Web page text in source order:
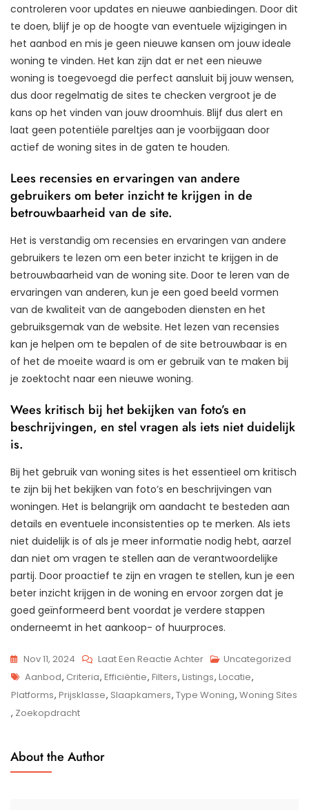
controleren voor updates en nieuwe aanbiedingen. Door dit
te doen, blijf je op de hoogte van eventuele wijzigingen in
het aanbod en mis je geen nieuwe kansen om jouw ideale
woning te vinden. Het kan zijn dat er net een nieuwe
woning is toegevoegd die perfect aansluit bij jouw wensen,
dus door regelmatig de sites te checken vergroot je de
kans op het vinden van jouw droomhuis. Blijf dus alert en
laat geen potentiële pareltjes aan je voorbijgaan door
actief de woning sites in de gaten te houden.
Lees recensies en ervaringen van andere
gebruikers om beter inzicht te krijgen in de
betrouwbaarheid van de site.
Het is verstandig om recensies en ervaringen van andere
gebruikers te lezen om een beter inzicht te krijgen in de
betrouwbaarheid van de woning site. Door te leren van de
ervaringen van anderen, kun je een goed beeld vormen
van de kwaliteit van de aangeboden diensten en het
gebruiksgemak van de website. Het lezen van recensies
kan je helpen om te bepalen of de site betrouwbaar is en
of het de moeite waard is om er gebruik van te maken bij
je zoektocht naar een nieuwe woning.
Wees kritisch bij het bekijken van foto’s en
beschrijvingen, en stel vragen als iets niet duidelijk
is.
Bij het gebruik van woning sites is het essentieel om kritisch
te zijn bij het bekijken van foto’s en beschrijvingen van
woningen. Het is belangrijk om aandacht te besteden aan
details en eventuele inconsistenties op te merken. Als iets
niet duidelijk is of als je meer informatie nodig hebt, aarzel
dan niet om vragen te stellen aan de verantwoordelijke
partij. Door proactief te zijn en vragen te stellen, kun je een
beter inzicht krijgen in de woning en ervoor zorgen dat je
goed geïnformeerd bent voordat je verdere stappen
onderneemt in het aankoop- of huurproces.
Nov 11, 2024 Laat Een Reactie AchterOp
Ontdek
De
Uncategorized
Tags
Aanbod, Criteria, Efficiëntie, Filters, Listings, Locatie,
Platforms, Prijsklasse, Slaapkamers, Type Woning, Woning Sites
, Zoekopdracht
About the Author